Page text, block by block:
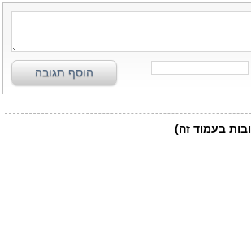
הוסף תגובה
בעמוד זה)